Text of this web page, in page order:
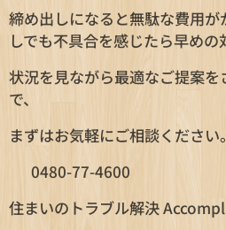
締め出しになると無駄な費用
しでも不具合を感じたら早めの
状況を見ながら最適なご提案
で、
まずはお気軽にご相談ください。
📞 0480-77-4600
住まいのトラブル解決